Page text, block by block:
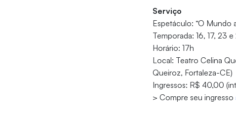
Serviço
Espetáculo: “O
Temporada: 16, 17, 23
Horário: 17h
Local: Teatro Celina
Queiroz, Fortaleza-CE)
Ingressos: R$ 40,00
> Compre seu ingresso